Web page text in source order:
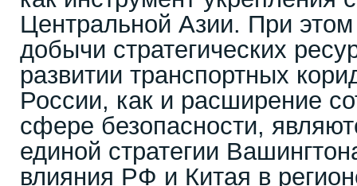
Центральной Азии. При этом
добычи стратегических
развитии транспортных
России, как и расширение
сфере безопасности,
единой стратегии
влияния РФ и Китая в